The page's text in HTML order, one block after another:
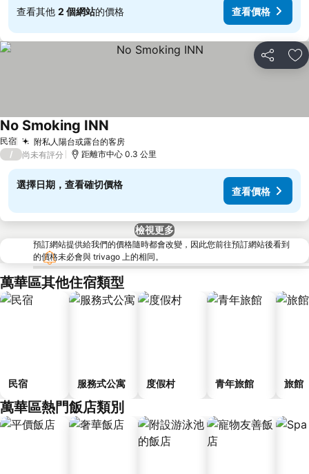
查看其他 2 個網站的價格 查看價格
分享 加
民宿 附私人陽台或露台的客房
No Smoking INN
/ 尚未有評分 距離市中心 0.3 公里
選擇日期，查看確切價格
查看價格
檢視更多
預訂網站提供給我們的價格隨時都會改變，因此您前往預訂網站後看到
的價格未必會與 trivago 上的相同。
萬華區其他住宿類型
民宿 服務式公寓 度假村 青年旅館 旅館
萬華區熱門飯店類別